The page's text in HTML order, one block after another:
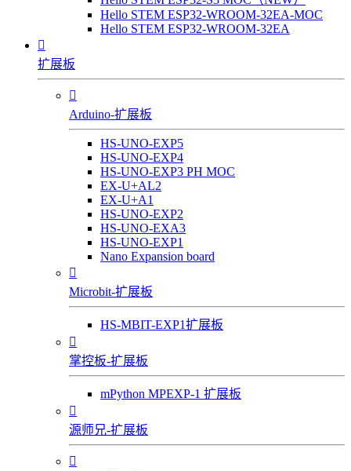
Hello STEM ESP32-WROOM-32EA-MOC
Hello STEM ESP32-WROOM-32EA

扩展板

Arduino-扩展板
HS-UNO-EXP5
HS-UNO-EXP4
HS-UNO-EXP3 PH MOC
EX-U+AL2
EX-U+A1
HS-UNO-EXP2
HS-UNO-EXA3
HS-UNO-EXP1
Nano Expansion board

Microbit-扩展板
HS-MBIT-EXP1扩展板

掌控板-扩展板
mPython MPEXP-1 扩展板

源师兄-扩展板
